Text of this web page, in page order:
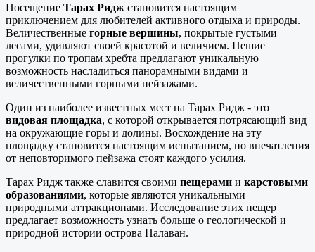
Посещение Тарах Ридж становится настоящим
приключением для любителей активного отдыха и природы.
Величественные горные вершины, покрытые густыми
лесами, удивляют своей красотой и величием. Пешие
прогулки по тропам хребта предлагают уникальную
возможность насладиться панорамными видами и
величественными горными пейзажами.
Один из наиболее известных мест на Тарах Ридж - это
видовая площадка, с которой открывается потрясающий вид
на окружающие горы и долины. Восхождение на эту
площадку становится настоящим испытанием, но впечатления
от неповторимого пейзажа стоят каждого усилия.
Тарах Ридж также славится своими пещерами и карстовыми
образованиями, которые являются уникальными
природными аттракционами. Исследование этих пещер
предлагает возможность узнать больше о геологической и
природной истории острова Палаван.